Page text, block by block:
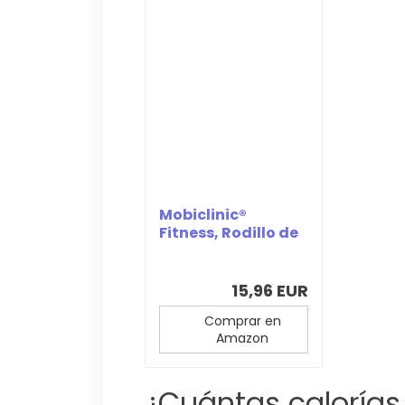
Mobiclinic®
Fitness, Rodillo de
15,96 EUR
Comprar en
Amazon